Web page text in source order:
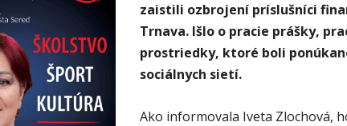
zaistili ozbrojení príslušníci
Trnava. Išlo o pracie prášky,
prostriedky, ktoré boli
sociálnych sietí.
Ako informovala Iveta Zlochová,